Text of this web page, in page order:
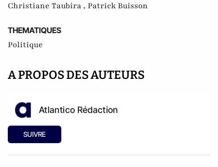
Christiane Taubira , Patrick Buisson
THEMATIQUES
Politique
A PROPOS DES AUTEURS
Atlantico Rédaction
SUIVRE